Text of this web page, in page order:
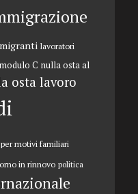
lavoratori
modulo C nulla osta al
osta lavoro
motivi familiari
in rinnovo politica